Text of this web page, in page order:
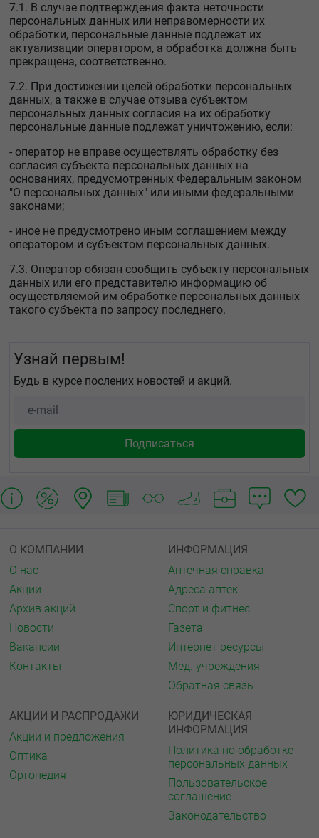
7.1. В случае подтверждения факта неточности
персональных данных или неправомерности их
обработки, персональные данные подлежат их
актуализации оператором, а обработка должна быть
прекращена, соответственно.
7.2. При достижении целей обработки персональных
данных, а также в случае отзыва субъектом
персональных данных согласия на их обработку
персональные данные подлежат уничтожению, если:
- оператор не вправе осуществлять обработку без
согласия субъекта персональных данных на
основаниях, предусмотренных Федеральным законом
"О персональных данных" или иными федеральными
законами;
- иное не предусмотрено иным соглашением между
оператором и субъектом персональных данных.
7.3. Оператор обязан сообщить субъекту персональных
данных или его представителю информацию об
осуществляемой им обработке персональных данных
такого субъекта по запросу последнего.
Узнай первым!
Будь в курсе послених новостей и акций.
О КОМПАНИИ
О нас
Акции
Архив акций
Новости
Вакансии
Контакты
ИНФОРМАЦИЯ
Аптечная справка
Адреса аптек
Спорт и фитнес
Газета
Интернет ресурсы
Мед. учреждения
Обратная связь
АКЦИИ И РАСПРОДАЖИ
Акции и предложения
Оптика
Ортопедия
ЮРИДИЧЕСКАЯ
ИНФОРМАЦИЯ
Политика по обработке
персональных данных
Пользовательское
соглашение
Законодательство